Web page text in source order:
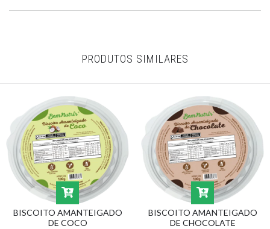
PRODUTOS SIMILARES
BISCOITO AMANTEIGADO
DE COCO
BISCOITO AMANTEIGADO
DE CHOCOLATE